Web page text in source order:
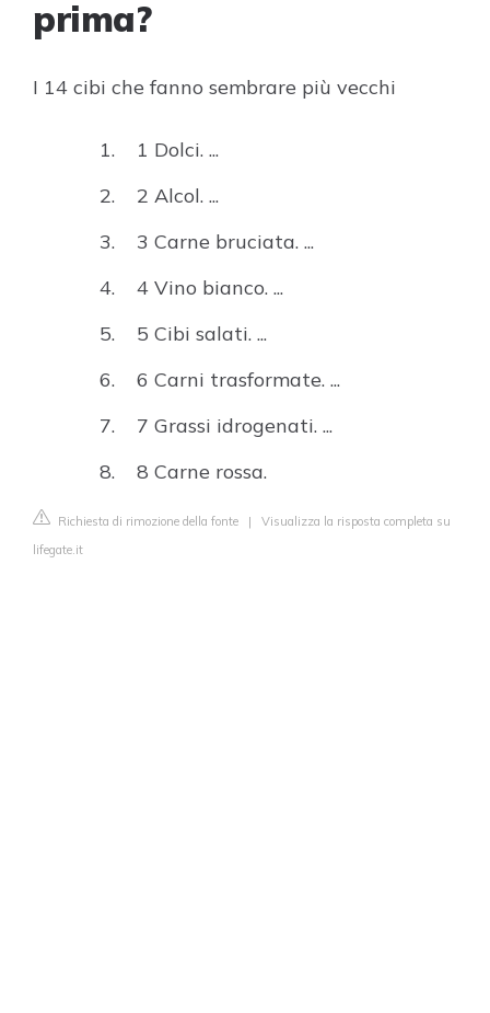
prima?
I 14 cibi che fanno sembrare più vecchi
1 Dolci. ...
2 Alcol. ...
3 Carne bruciata. ...
4 Vino bianco. ...
5 Cibi salati. ...
6 Carni trasformate. ...
7 Grassi idrogenati. ...
8 Carne rossa.
Richiesta di rimozione della fonte | Visualizza la risposta completa su
lifegate.it